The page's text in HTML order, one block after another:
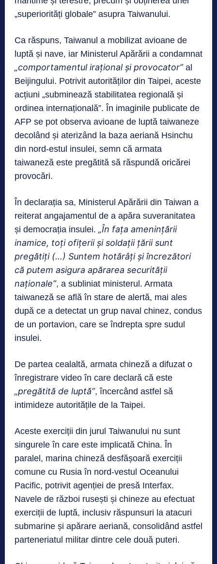
„superiorități globale” asupra Taiwanului.
Ca răspuns, Taiwanul a mobilizat avioane de
luptă și nave, iar Ministerul Apărării a condamnat
„comportamentul irațional și provocator”al
Beijingului. Potrivit autorităților din Taipei, aceste
acțiuni „subminează stabilitatea regională și
ordinea internațională”. În imaginile publicate de
AFP se pot observa avioane de luptă taiwaneze
decolând și aterizând la baza aeriană Hsinchu
din nord-estul insulei, semn că armata
taiwaneză este pregătită să răspundă oricărei
provocări.
În declarația sa, Ministerul Apărării din Taiwan a
reiterat angajamentul de a apăra suveranitatea
și democrația insulei. „În fața amenințării
inamice, toți ofițerii și soldații țării sunt
pregătiți (…) Suntem hotărâți și încrezători
că putem asigura apărarea securității
naționale”, a subliniat ministerul. Armata
taiwaneză se află în stare de alertă, mai ales
după ce a detectat un grup naval chinez, condus
de un portavion, care se îndrepta spre sudul
insulei.
De partea cealaltă, armata chineză a difuzat o
înregistrare video în care declară că este
„pregătită de luptă”, încercând astfel să
intimideze autoritățile de la Taipei.
Aceste exerciții din jurul Taiwanului nu sunt
singurele în care este implicată China. În
paralel, marina chineză desfășoară exerciții
comune cu Rusia în nord-vestul Oceanului
Pacific, potrivit agenției de presă Interfax.
Navele de război rusești și chineze au efectuat
exerciții de luptă, inclusiv răspunsuri la atacuri
submarine și apărare aeriană, consolidând astfel
parteneriatul militar dintre cele două puteri.